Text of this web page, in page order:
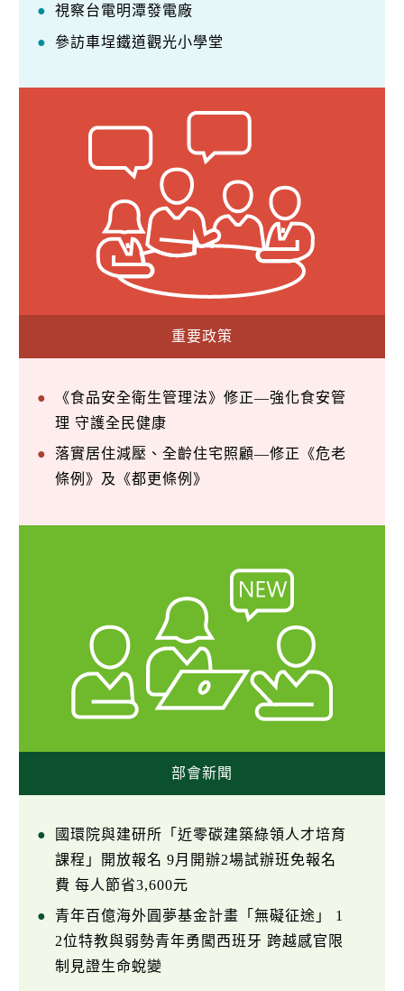
視察台電明潭發電廠
參訪車埕鐵道觀光小學堂
重要政策
《食品安全衛生管理法》修正—強化食安管
理 守護全民健康
落實居住減壓、全齡住宅照顧—修正《危老
條例》及《都更條例》
部會新聞
國環院與建研所「近零碳建築綠領人才培育
課程」開放報名 9月開辦2場試辦班免報名
費 每人節省3,600元
青年百億海外圓夢基金計畫「無礙征途」 1
2位特教與弱勢青年勇闖西班牙 跨越感官限
制見證生命蛻變